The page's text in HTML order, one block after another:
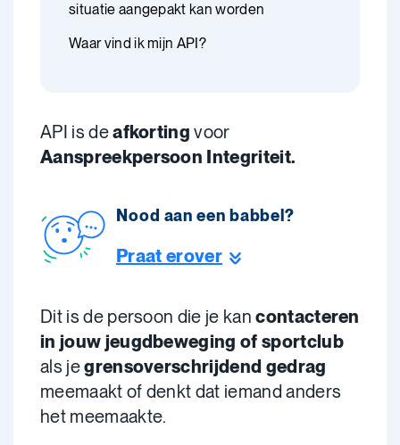
situatie aangepakt kan worden
Waar vind ik mijn API?
API is deafkorting voor
Aanspreekpersoon Integriteit.
Nood aan een babbel?
Praat erover
Dit is de persoon die je kancontacteren
in jouw jeugdbeweging of sportclub
als jegrensoverschrijdend gedrag
meemaakt of denkt dat iemand anders
het meemaakte.